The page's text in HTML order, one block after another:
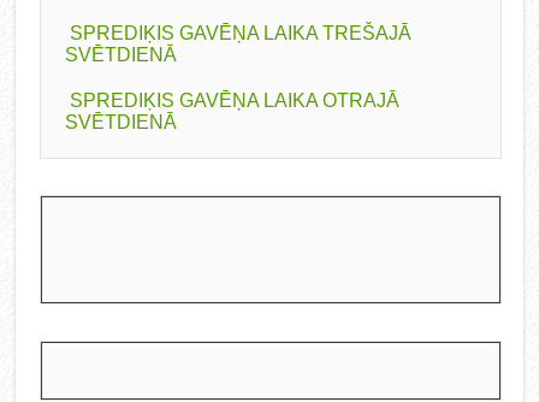
SPREDIĶIS GAVĒŅA LAIKA TREŠAJĀ
SVĒTDIENĀ
SPREDIĶIS GAVĒŅA LAIKA OTRAJĀ
SVĒTDIENĀ